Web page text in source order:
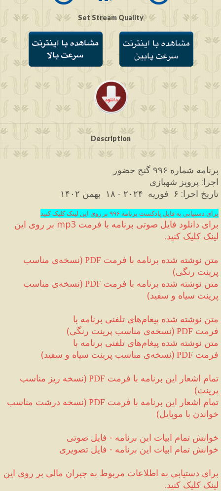
Set Stream Quality
Description
برنامه شماره ۹۹۶ گنج حضور
اجرا: پرویز شهبازی
تاریخ اجرا: ۲۰۲۴ - ۱۸ بهمن ۱۴۰۲
برای دستیابی به فایل پادکست برنامه ۹۹۶ بر روی این لینک کلیک کنید
برای دانلود فایل صوتی برنامه با فرمت mp3
لینک کلیک کنید.
متن نوشته شده برنامه با فرمت PDF
(
پرینت رنگی)
متن نوشته شده برنامه با فرمت PDF
(
پرینت سیاه و سفید)
فرمت PDF
(نسخه‌ی مناسب پرینت رنگی
)
فرمت PDF
(نسخه‌ی مناسب پرینت سیاه و سفید
)
تمام اشعار این برنامه با فرمت PDF
(
پرینت)
تمام اشعار این برنامه با فرمت PDF
(
خواندن با موبایل)
خوانش تمام ابیات این برنامه - فایل صوتی
خوانش تمام ابیات این برنامه - فایل تصویری
لینک کلیک کنید.